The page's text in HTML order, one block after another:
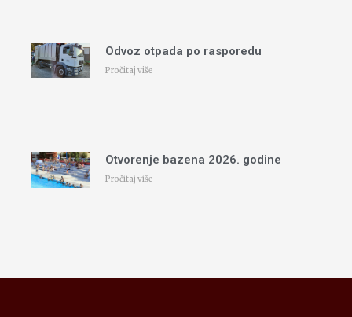
Odvoz otpada po rasporedu
Pročitaj više
Otvorenje bazena 2026. godine
Pročitaj više